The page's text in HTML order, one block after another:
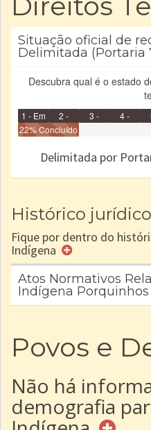
Situação oficial de
Delimitada (Portaria
Descubra qual é o estado
1 - Em
Identificação
2 -
Identificada
3 -
4 -
22% Concluído
Delimitada por
Histórico jurídico
Fique por dentro do
Indígena
Atos Normativos
Indígena
Povos e
Não há
demografia